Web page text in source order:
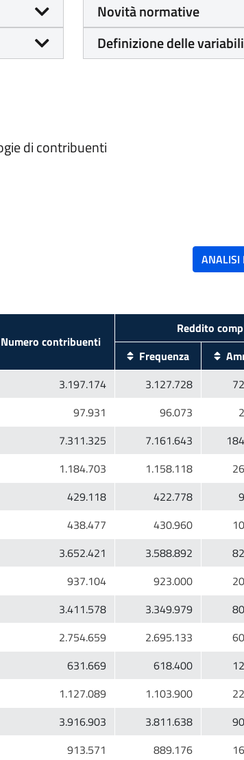
Novità normative
Definizione delle variabili
di contribuenti
Numero contribuenti